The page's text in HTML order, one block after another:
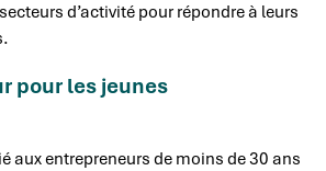
d’activité pour répondre à leurs
pour les jeunes
aux entrepreneurs de moins de 30 ans